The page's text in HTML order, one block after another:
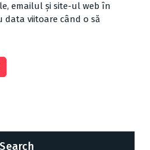
emailul și site-ul web în
data viitoare când o să
Search